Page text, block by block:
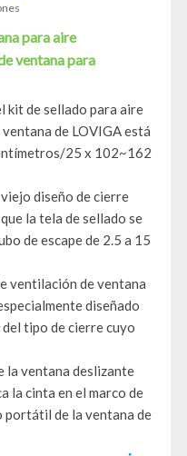
para aire
ventana para
kit de sellado para aire
de LOVIGA está
25 x 102~162
diseño de cierre
la tela de sellado se
de escape de 2.5 a 15
ventilación de ventana
diseñado
tipo de cierre cuyo
la ventana deslizante
la cinta en el marco de
portátil de la ventana de